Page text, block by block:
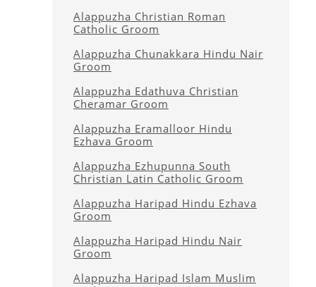
Alappuzha Christian Roman
Catholic Groom
Alappuzha Chunakkara Hindu Nair
Groom
Alappuzha Edathuva Christian
Cheramar Groom
Alappuzha Eramalloor Hindu
Ezhava Groom
Alappuzha Ezhupunna South
Christian Latin Catholic Groom
Alappuzha Haripad Hindu Ezhava
Groom
Alappuzha Haripad Hindu Nair
Groom
Alappuzha Haripad Islam Muslim